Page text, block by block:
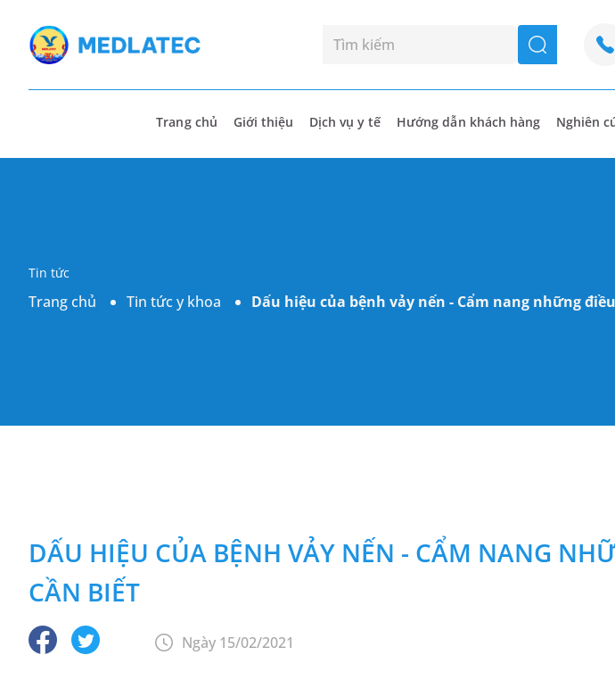
seach
Trang chủ Giới thiệu Dịch vụ y tế Hướng dẫn khách hàng Nghiên
Tin tức
Trang chủ Tin tức y khoa Dấu hiệu của bệnh vảy nến - Cẩm nang những
DẤU HIỆU CỦA BỆNH VẢY NẾN - CẨM NANG
CẦN BIẾT
Ngày 15/02/2021